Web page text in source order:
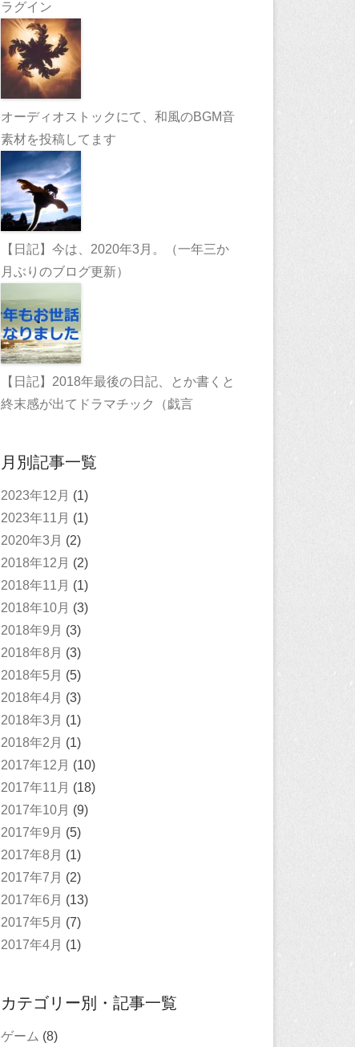
ラグイン
オーディオストックにて、和風のBGM音
素材を投稿してます
【日記】今は、2020年3月。（一年三か
月ぶりのブログ更新）
【日記】2018年最後の日記、とか書くと
終末感が出てドラマチック（戯言
月別記事一覧
2023年12月 (1)
2023年11月 (1)
2020年3月 (2)
2018年12月 (2)
2018年11月 (1)
2018年10月 (3)
2018年9月 (3)
2018年8月 (3)
2018年5月 (5)
2018年4月 (3)
2018年3月 (1)
2018年2月 (1)
2017年12月 (10)
2017年11月 (18)
2017年10月 (9)
2017年9月 (5)
2017年8月 (1)
2017年7月 (2)
2017年6月 (13)
2017年5月 (7)
2017年4月 (1)
カテゴリー別・記事一覧
ゲーム (8)